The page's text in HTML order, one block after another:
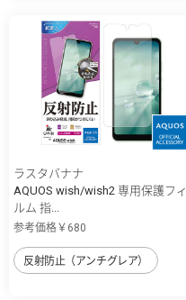
ラスタバナナ
AQUOS wish/wish2 専用保護フィ
ルム 指...
参考価格￥680
反射防止（アンチグレア）